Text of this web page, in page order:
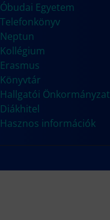
Óbudai Egyetem
Telefonkönyv
Neptun
Kollégium
Erasmus
Könyvtár
Hallgatói Önkormányzat
Diákhitel
Hasznos információk